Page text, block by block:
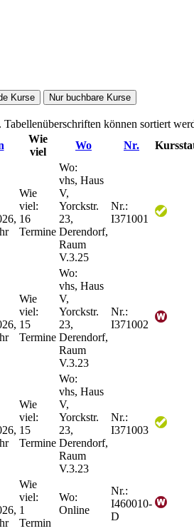
Kurse Nur buchbare Kurse
Tabellenüberschriften können sortiert
Wie
viel
Wo Nr.
Wie
viel:
16
Termine
Wo:
vhs, Haus
V,
Yorckstr.
23,
Derendorf,
Raum
V.3.25
Nr.:
I371001
Wie
viel:
15
Termine
Wo:
vhs, Haus
V,
Yorckstr.
23,
Derendorf,
Raum
V.3.23
Nr.:
I371002
Wie
viel:
15
Termine
Wo:
vhs, Haus
V,
Yorckstr.
23,
Derendorf,
Raum
V.3.23
Nr.:
I371003
Wie
viel:
1
Termin
Wo:
Online
Nr.:
I460010-
D